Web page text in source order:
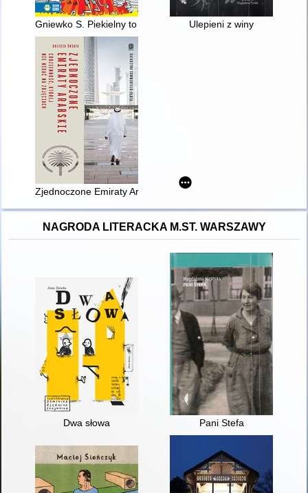
Gniewko S. Piekielny to nie przegrywUlepieni z winy
Zjednoczone Emiraty Arabskie : codzienność, której nie widać
NAGRODA LITERACKA M.ST. WARSZAWY
Dwa słowa Pani Stefa